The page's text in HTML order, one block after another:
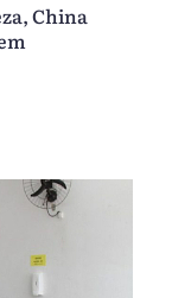
China